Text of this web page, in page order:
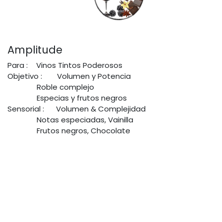
Amplitude
Para :
Vinos Tintos Poderosos
Objetivo :
Volumen y Potencia
Roble complejo
Especias y frutos negros
Sensorial :
​Volumen & Complejidad
Notas especiadas, Vainilla
Frutos negros, Chocolate